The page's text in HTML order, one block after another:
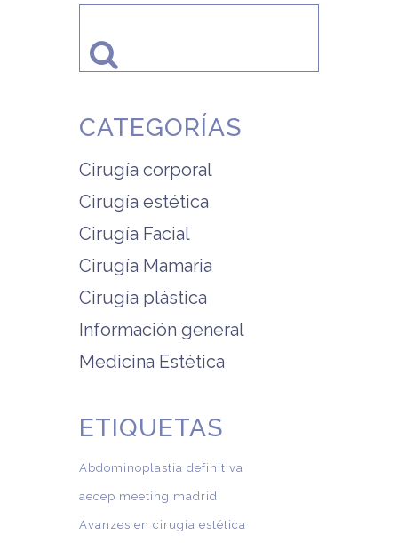
CATEGORÍAS
Cirugía corporal
Cirugía estética
Cirugía Facial
Cirugía Mamaria
Cirugía plástica
Información general
Medicina Estética
ETIQUETAS
Abdominoplastia definitiva
aecep meeting madrid
Avanzes en cirugía estética